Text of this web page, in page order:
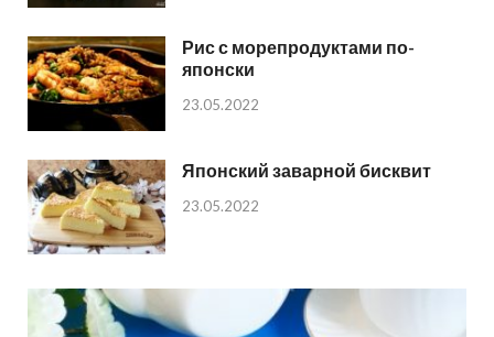
Рис с морепродуктами по-
японски
23.05.2022
Японский заварной бисквит
23.05.2022